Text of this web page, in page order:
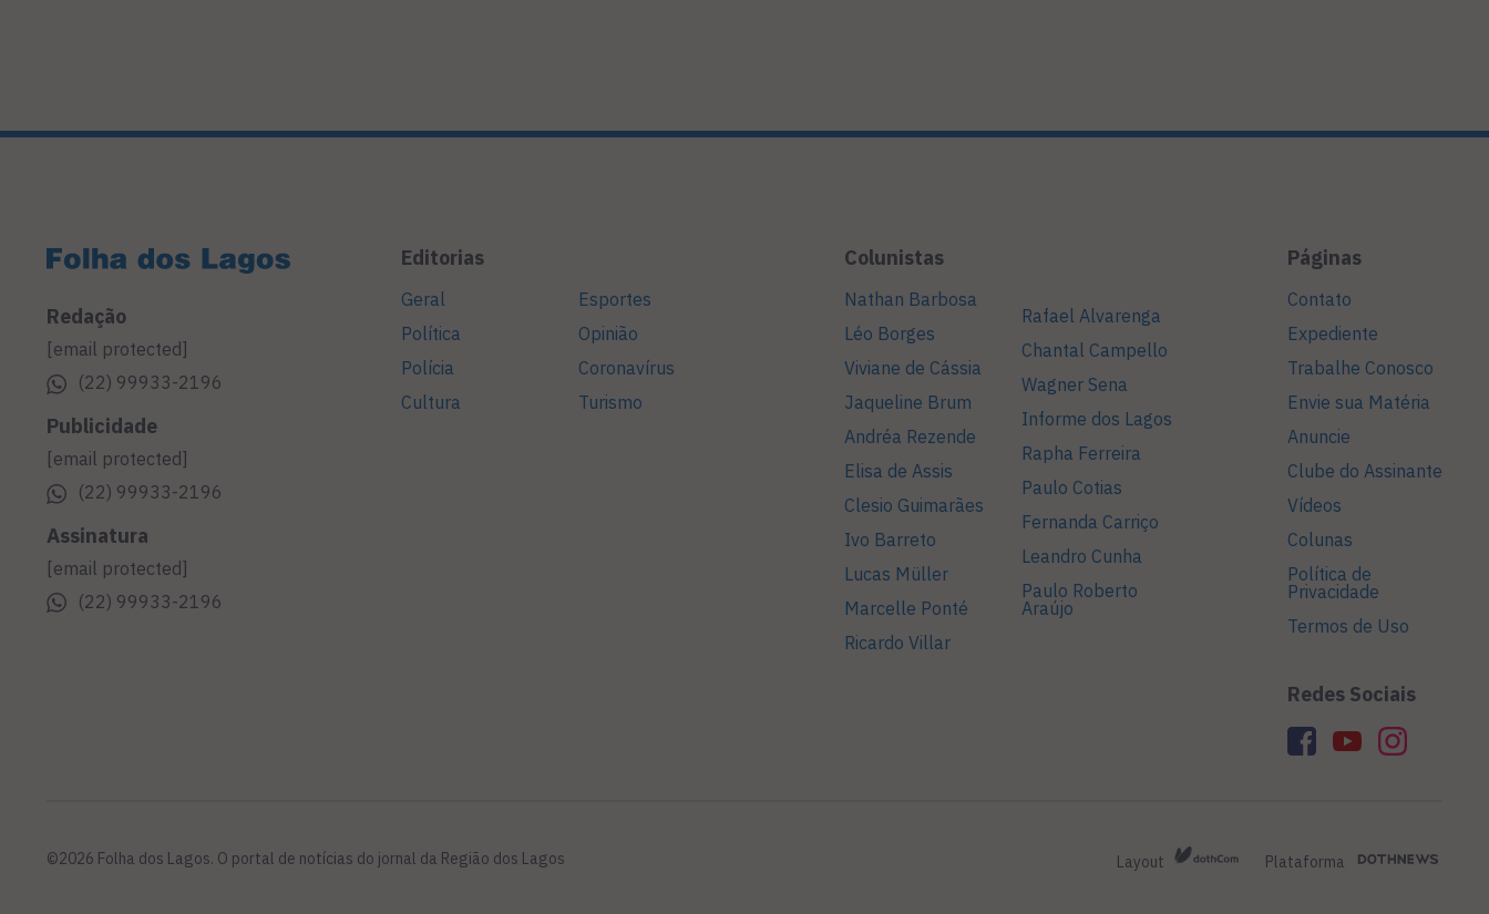
Redação
[email protected]
(22) 99933-2196
Publicidade
[email protected]
(22) 99933-2196
Assinatura
[email protected]
(22) 99933-2196
Editorias
Geral
Política
Polícia
Cultura
Esportes
Opinião
Coronavírus
Turismo
Colunistas
Nathan Barbosa
Léo Borges
Viviane de Cássia
Jaqueline Brum
Andréa Rezende
Elisa de Assis
Clesio Guimarães
Ivo Barreto
Lucas Müller
Marcelle Ponté
Ricardo Villar
Rafael Alvarenga
Chantal Campello
Wagner Sena
Informe dos Lagos
Rapha Ferreira
Paulo Cotias
Fernanda Carriço
Leandro Cunha
Paulo Roberto
Araújo
Páginas
Contato
Expediente
Trabalhe Conosco
Envie sua Matéria
Anuncie
Clube do Assinante
Vídeos
Colunas
Política de
Privacidade
Termos de Uso
Redes Sociais
©2026 Folha dos Lagos. O portal de notícias do jornal da Região dos Lagos Layout Plataforma